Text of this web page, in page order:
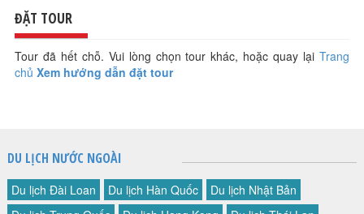
TOUR KHỞI HÀNH TỪ ĐÀ NẴNG
TOUR KHỞI HÀNH TỪ CẦN THƠ
TOUR ĐOÀN - M.I.C.E
HỒ SƠ NĂNG LỰC
PROFILE EN
THƯ KHEN VIETLUXTOUR
ĐẶT TOUR
Tour đã hết chỗ. Vui lòng chọn tour khác, hoặc quay lạiTrang
chủ Xem hướng dẫn đặt tour
DU LỊCH NƯỚC NGOÀI
Du lịch Đài Loan Du lịch Hàn Quốc
Du lịch Nhật Bản